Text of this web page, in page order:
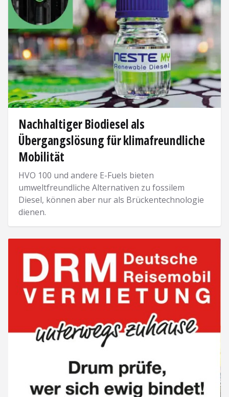
Nachhaltiger Biodiesel als
Übergangslösung für klimafreundliche
Mobilität
HVO 100 und andere E-Fuels bieten
umweltfreundliche Alternativen zu fossilem
Diesel, können aber nur als Brückentechnologie
dienen.